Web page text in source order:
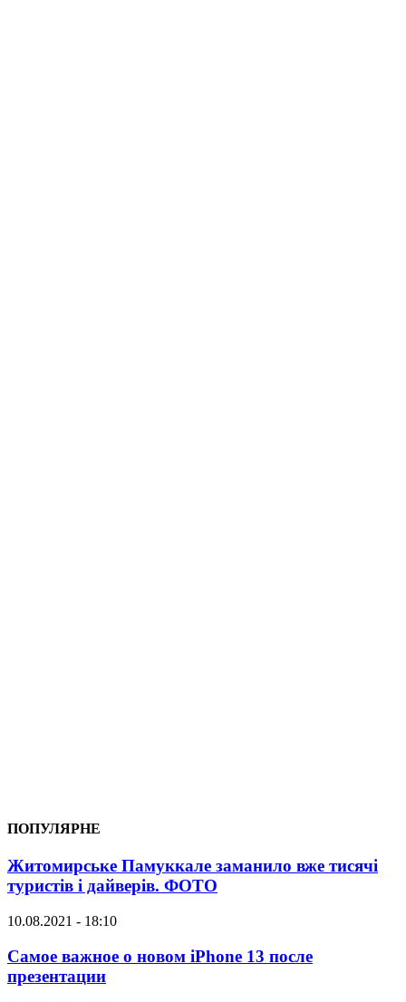
ПОПУЛЯРНЕ
Житомирське Памуккале заманило вже тисячі
туристів і дайверів. ФОТО
10.08.2021 - 18:10
Самое важное о новом iPhone 13 после
презентации